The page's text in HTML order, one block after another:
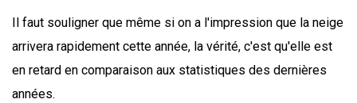
Il faut souligner que même si on a l'impression que la neige
arrivera rapidement cette année, la vérité, c'est qu'elle est
en retard en comparaison aux statistiques des dernières
années.